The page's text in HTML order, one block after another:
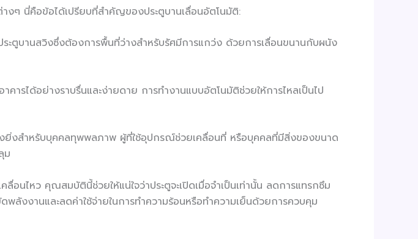
งๆ นี่คือข้อได้เปรียบที่สำคัญของประตูบานเลื่อนอัตโนมัติ:
ระตูบานสวิงซึ่งต้องการพื้นที่ว่างสำหรับรัศมีการแกว่ง ด้วยการเลื่อนขนานกับผนัง
คารได้อย่างราบรื่นและง่ายดาย การทำงานแบบอัตโนมัติช่วยให้การไหลเป็นไป
งยิ่งสำหรับบุคคลทุพพลภาพ ผู้ที่ใช้อุปกรณ์ช่วยเคลื่อนที่ หรือบุคคลที่มีสิ่งของขนาด
ม
อนไหว คุณสมบัตินี้ช่วยให้แน่ใจว่าประตูจะเปิดเมื่อจำเป็นเท่านั้น ลดการแทรกซึม
ลังงานและลดค่าใช้จ่ายในการทำความร้อนหรือทำความเย็นด้วยการควบคุม